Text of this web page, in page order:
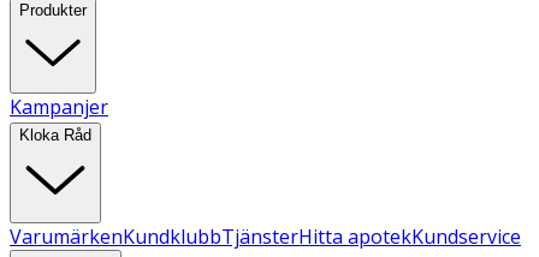
Produkter
Kampanjer
Kloka Råd
VarumärkenKundklubbTjänsterHitta apotekKundservice